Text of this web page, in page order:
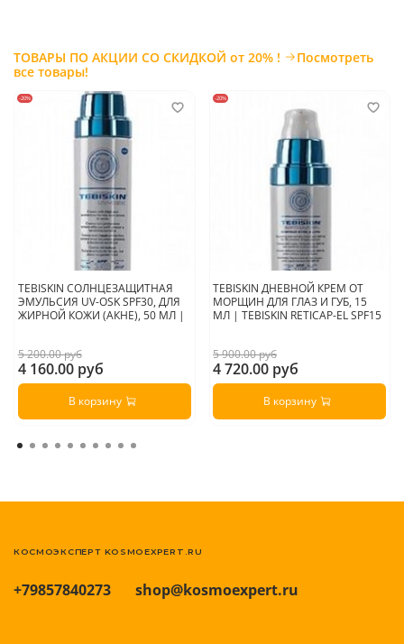
ТОВАРЫ ПО АКЦИИ СО СКИДКОЙ от 20% !
Посмотреть
все товары!
-20%
TEBISKIN СОЛНЦЕЗАЩИТНАЯ
ЭМУЛЬСИЯ UV-OSK SPF30, ДЛЯ
ЖИРНОЙ КОЖИ (АКНЕ), 50 МЛ |
5 200.00 руб
4 160.00 руб
В корзину
-20%
TEBISKIN ДНЕВНОЙ КРЕМ ОТ
МОРЩИН ДЛЯ ГЛАЗ И ГУБ, 15
МЛ | TEBISKIN RETICAP-EL SPF15
5 900.00 руб
4 720.00 руб
В корзину
+79857840273 shop@kosmoexpert.ru
КОСМОЭКСПЕРТ KOSMOEXPERT.RU